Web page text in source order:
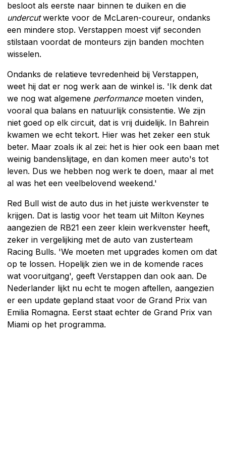
besloot als eerste naar binnen te duiken en die
undercutwerkte voor de McLaren-coureur, ondanks
een mindere stop. Verstappen moest vijf seconden
stilstaan voordat de monteurs zijn banden mochten
wisselen.
Ondanks de relatieve tevredenheid bij Verstappen,
weet hij dat er nog werk aan de winkel is. 'Ik denk dat
we nog wat algemene performancemoeten vinden,
vooral qua balans en natuurlijk consistentie. We zijn
niet goed op elk circuit, dat is vrij duidelijk. In Bahrein
kwamen we echt tekort. Hier was het zeker een stuk
beter. Maar zoals ik al zei: het is hier ook een baan met
weinig bandenslijtage, en dan komen meer auto's tot
leven. Dus we hebben nog werk te doen, maar al met
al was het een veelbelovend weekend.'
Red Bull wist de auto dus in het juiste werkvenster te
krijgen. Dat is lastig voor het team uit Milton Keynes
aangezien de RB21 een zeer klein werkvenster heeft,
zeker in vergelijking met de auto van zusterteam
Racing Bulls. 'We moeten met upgrades komen om dat
op te lossen. Hopelijk zien we in de komende races
wat vooruitgang', geeft Verstappen dan ook aan. De
Nederlander lijkt nu echt te mogen aftellen, aangezien
er een update gepland staat voor de Grand Prix van
Emilia Romagna. Eerst staat echter de Grand Prix van
Miami op het programma.